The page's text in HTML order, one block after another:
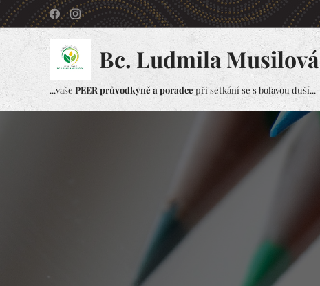
Bc. Ludmila Musilová
...vaše PEER průvodkyně a poradce při setkání se s bolavou duší...